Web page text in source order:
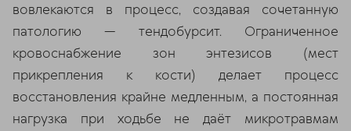
вовлекаются в процесс, создавая сочетанную
патологию — тендобурсит. Ограниченное
кровоснабжение зон энтезисов (мест
прикрепления к кости) делает процесс
восстановления крайне медленным, а постоянная
нагрузка при ходьбе не даёт микротравмам